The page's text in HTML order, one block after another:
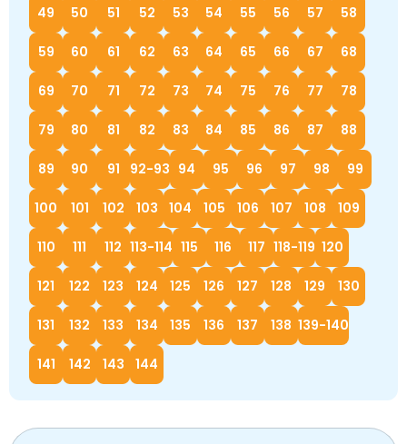
49 50 51 52 53 54 55 56 57 58
59 60 61 62 63 64 65 66 67 68
69 70 71 72 73 74 75 76 77 78
79 80 81 82 83 84 85 86 87 88
89 90 91 92-93 94 95 96 97 98 99
100 101 102 103 104 105 106 107 108 109
110 111 112 113-114 115 116 117 118-119 120
121 122 123 124 125 126 127 128 129 130
131 132 133 134 135 136 137 138 139-140
141 142 143 144